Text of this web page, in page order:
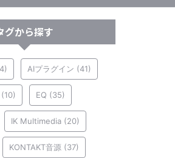
グから探す
AIプラグイン (41)
(10) EQ (35)
IK Multimedia (20)
KONTAKT音源 (37)